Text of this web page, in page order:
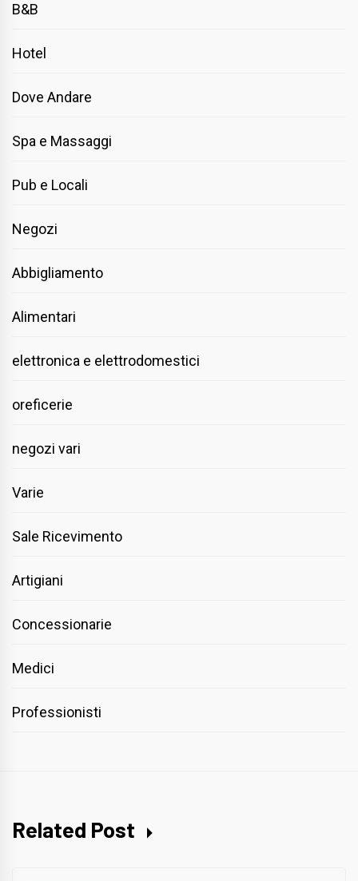
B&B
Hotel
Dove Andare
Spa e Massaggi
Pub e Locali
Negozi
Abbigliamento
Alimentari
elettronica e elettrodomestici
oreficerie
negozi vari
Varie
Sale Ricevimento
Artigiani
Concessionarie
Medici
Professionisti
Related Post